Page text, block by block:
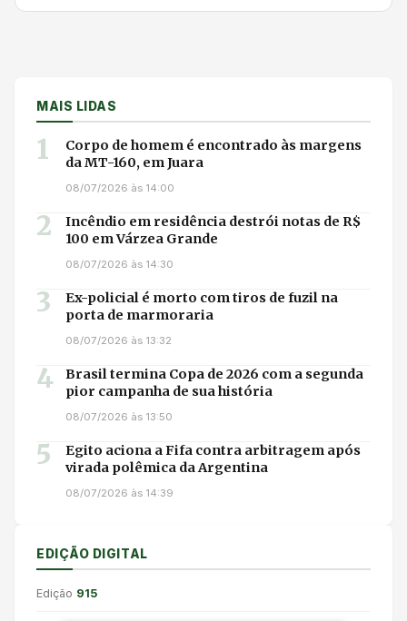
MAIS LIDAS
1
Corpo de homem é encontrado às margens
da MT-160, em Juara
08/07/2026 às 14:00
2
Incêndio em residência destrói notas de R$
100 em Várzea Grande
08/07/2026 às 14:30
3
Ex-policial é morto com tiros de fuzil na
porta de marmoraria
08/07/2026 às 13:32
4
Brasil termina Copa de 2026 com a segunda
pior campanha de sua história
08/07/2026 às 13:50
5
Egito aciona a Fifa contra arbitragem após
virada polêmica da Argentina
08/07/2026 às 14:39
EDIÇÃO DIGITAL
Edição 915